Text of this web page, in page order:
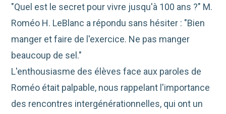
"Quel est le secret pour vivre jusqu'à 100 ans ?" M.
Roméo H. LeBlanc a répondu sans hésiter : "Bien
manger et faire de l'exercice. Ne pas manger
beaucoup de sel."
L'enthousiasme des élèves face aux paroles de
Roméo était palpable, nous rappelant l'importance
des rencontres intergénérationnelles, qui ont un